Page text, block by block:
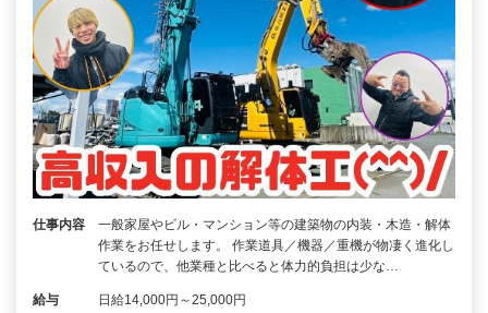
仕事内容
一般家屋やビル・マンション等の建築物の内装・木造・解体
作業をお任せします。 作業道具／機器／重機が物凄く進化し
ているので、他業種と比べると体力的負担は少な…
給与 日給14,000円～25,000円